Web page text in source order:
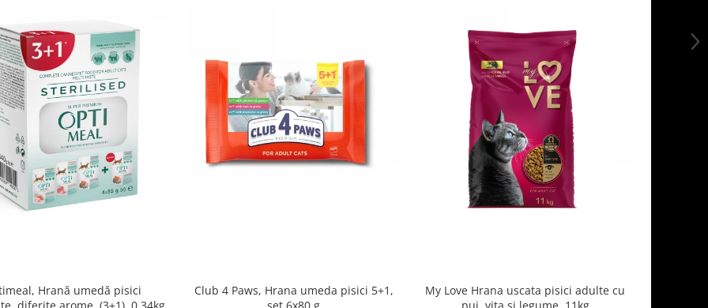
Hrană umedă pisici
diferite arome, (3+1), 0.34kg
Club 4 Paws, Hrana umeda pisici 5+1,
set 6x80 g
My Love Hrana uscata pisici adulte cu
pui, vita si legume, 11kg